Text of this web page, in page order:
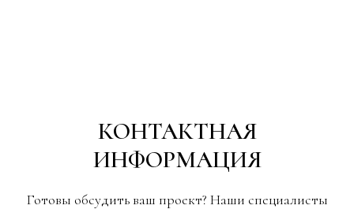
КОНТАКТНАЯ
ИНФОРМАЦИЯ
Готовы обсудить ваш проект? Наши специалисты